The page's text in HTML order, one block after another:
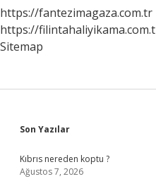
https://fantezimagaza.com.tr
https://
Sitemap
Sidebar
Son Yazılar
Kıbrıs nereden koptu ?
Ağustos 7, 2026